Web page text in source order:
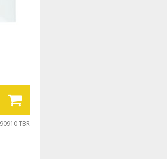
90910 TBR